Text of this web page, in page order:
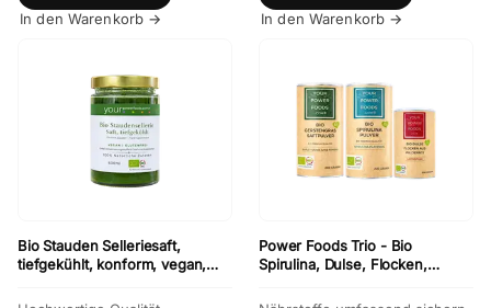
In den Warenkorb →
In den Warenkorb →
Bio Stauden Selleriesaft,
tiefgekühlt, konform, vegan,
ml
Power Foods Trio - Bio
Spirulina, Dulse, Flocken,